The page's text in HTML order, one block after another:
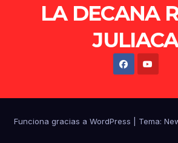
LA DECANA
JULIACA
Funciona gracias a WordPress Tema: